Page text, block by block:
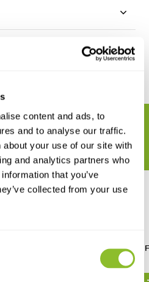
content and ads, to
and to analyse our traffic.
your use of our site with
and analytics partners who
that you’ve
collected from your use
Veldgids Nederlandse
€ 47,95